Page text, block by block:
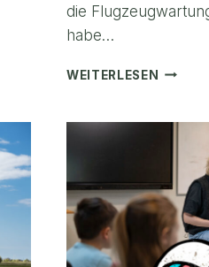
die
habe…
WEITERLESEN